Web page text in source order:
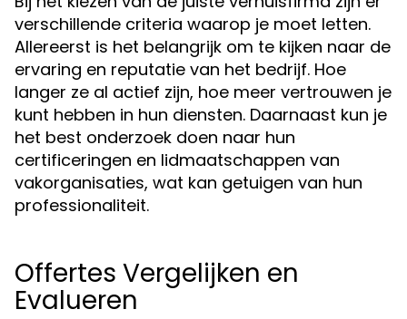
verschillende criteria waarop je moet letten.
Allereerst is het belangrijk om te kijken naar de
ervaring en reputatie van het bedrijf. Hoe
langer ze al actief zijn, hoe meer vertrouwen je
kunt hebben in hun diensten. Daarnaast kun je
het best onderzoek doen naar hun
certificeringen en lidmaatschappen van
vakorganisaties, wat kan getuigen van hun
professionaliteit.
Offertes Vergelijken en
Evalueren